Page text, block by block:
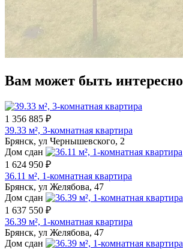
Вам может быть интересно
1 356 885 ₽
39.33 м², 3-комнатная квартира
Брянск, ул Чернышевского, 2
Дом сдан
1 624 950 ₽
36.11 м², 1-комнатная квартира
Брянск, ул Желябова, 47
Дом сдан
1 637 550 ₽
36.39 м², 1-комнатная квартира
Брянск, ул Желябова, 47
Дом сдан